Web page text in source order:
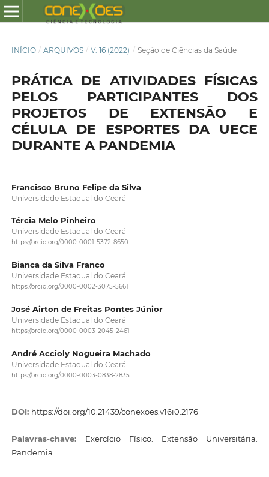
INÍCIO / ARQUIVOS / V. 16 (2022) / Seção de Ciências da Saúde
PRÁTICA DE ATIVIDADES FÍSICAS
PELOS PARTICIPANTES DOS
PROJETOS DE EXTENSÃO E
CÉLULA DE ESPORTES DA UECE
DURANTE A PANDEMIA
Francisco Bruno Felipe da Silva
Universidade Estadual do Ceará
Tércia Melo Pinheiro
Universidade Estadual do Ceará
https://orcid.org/0000-0001-5372-8650
Bianca da Silva Franco
Universidade Estadual do Ceará
https://orcid.org/0000-0002-3075-5661
José Airton de Freitas Pontes Júnior
Universidade Estadual do Ceará
https://orcid.org/0000-0003-2045-2461
André Accioly Nogueira Machado
Universidade Estadual do Ceará
https://orcid.org/0000-0003-0838-2835
DOI: https://doi.org/10.21439/conexoes.v16i0.2176
Palavras-chave: Exercício Físico. Extensão Universitária.
Pandemia.